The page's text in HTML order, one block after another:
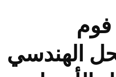
الهندسي